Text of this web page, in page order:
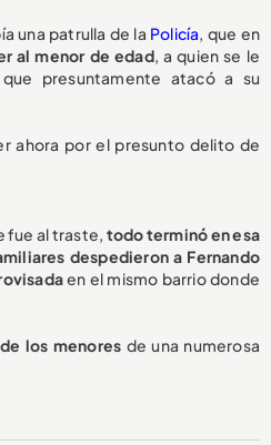
una patrulla de la Policía, que en
al menor de edad, a quien se le
presuntamente atacó a su
ahora por el presunto delito de
fue al traste, todo terminó en esa
despedieron a Fernando
en el mismo barrio donde
los menores de una numerosa